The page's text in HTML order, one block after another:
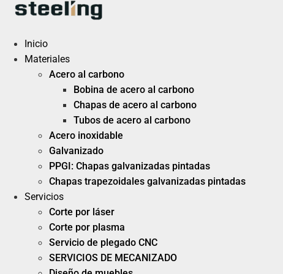
Inicio
Materiales
Acero al carbono
Bobina de acero al carbono
Chapas de acero al carbono
Tubos de acero al carbono
Acero inoxidable
Galvanizado
PPGI: Chapas galvanizadas pintadas
Chapas trapezoidales galvanizadas pintadas
Servicios
Corte por láser
Corte por plasma
Servicio de plegado CNC
SERVICIOS DE MECANIZADO